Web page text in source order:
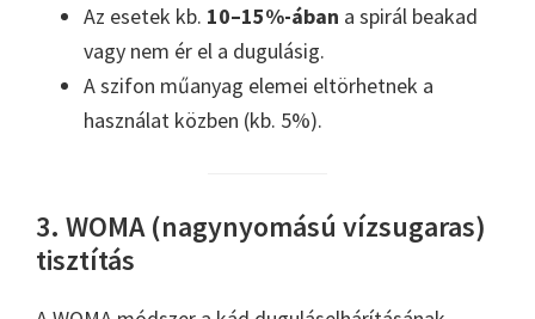
Az esetek kb. 10–15%-ában a spirál beakad
vagy nem ér el a dugulásig.
A szifon műanyag elemei eltörhetnek a
használat közben (kb. 5%).
3. WOMA (nagynyomású vízsugaras)
tisztítás